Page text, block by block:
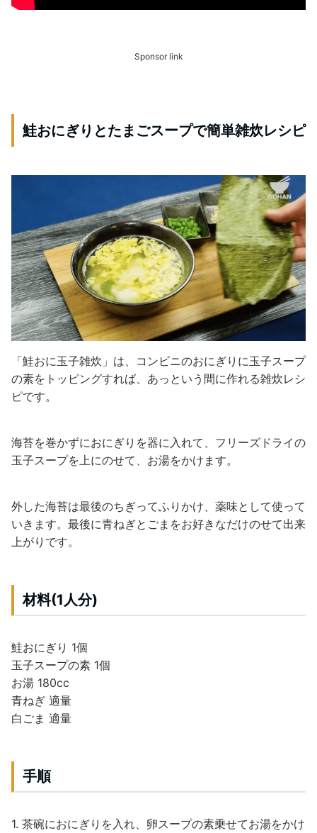
Sponsor link
鮭おにぎりとたまごスープで簡単雑炊レシピ
「鮭おに玉子雑炊」は、コンビニのおにぎりに玉子スープ
の素をトッピングすれば、あっという間に作れる雑炊レシ
ピです。
海苔を巻かずにおにぎりを器に入れて、フリーズドライの
玉子スープを上にのせて、お湯をかけます。
外した海苔は最後のちぎってふりかけ、薬味として使って
いきます。最後に青ねぎとごまをお好きなだけのせて出来
上がりです。
材料(1人分)
鮭おにぎり 1個
玉子スープの素 1個
お湯 180cc
青ねぎ 適量
白ごま 適量
手順
1. 茶碗におにぎりを入れ、卵スープの素乗せてお湯をかけ